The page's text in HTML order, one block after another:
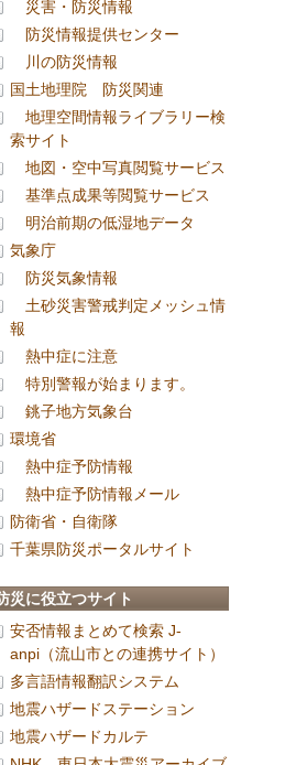
災害・防災情報
防災情報提供センター
川の防災情報
国土地理院 防災関連
地理空間情報ライブラリー検
索サイト
地図・空中写真閲覧サービス
基準点成果等閲覧サービス
明治前期の低湿地データ
気象庁
防災気象情報
土砂災害警戒判定メッシュ情
報
熱中症に注意
特別警報が始まります。
銚子地方気象台
環境省
熱中症予防情報
熱中症予防情報メール
防衛省・自衛隊
千葉県防災ポータルサイト
災に役立つサイト
安否情報まとめて検索 J-
anpi（流山市との連携サイト）
多言語情報翻訳システム
地震ハザードステーション
地震ハザードカルテ